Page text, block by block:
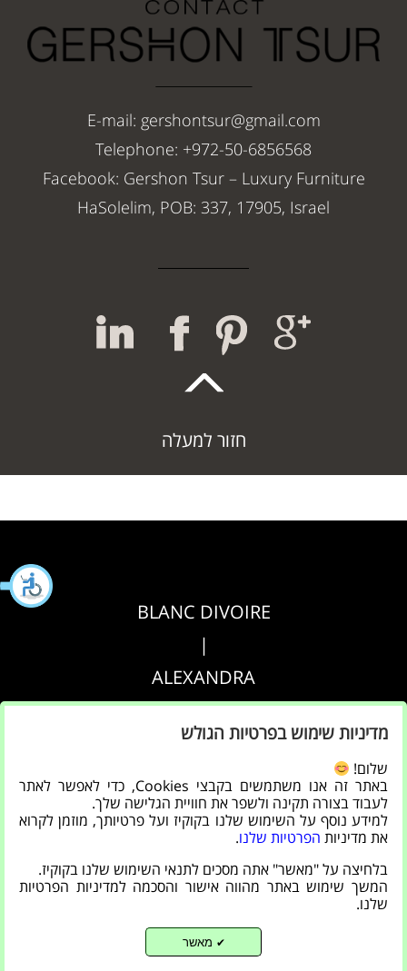
E-mail: gershontsur@gmail.com
Telephone: +972-50-6856568
Facebook: Gershon Tsur – Luxury Furniture
HaSolelim, POB: 337, 17905, Israel
חזור למעלה
BLANC DIVOIRE
|
ALEXANDRA
|
AGRIPPA
הצהרת נגישות
|
מדיניות פרטיות
מדיניות שימוש בפרטיות הגולש
שלום!
באתר זה אנו משתמשים בקבצי Cookies, כדי לאפשר לאתר
לעבוד בצורה תקינה ולשפר את חוויית הגלישה שלך.
למידע נוסף על השימוש שלנו בקוקיז ועל פרטיותך, מוזמן לקרוא
את מדיניות הפרטיות שלנו.
בלחיצה על "מאשר" אתה מסכים לתנאי השימוש שלנו בקוקיז.
המשך שימוש באתר מהווה אישור והסכמה למדיניות הפרטיות
שלנו.
✔ מאשר